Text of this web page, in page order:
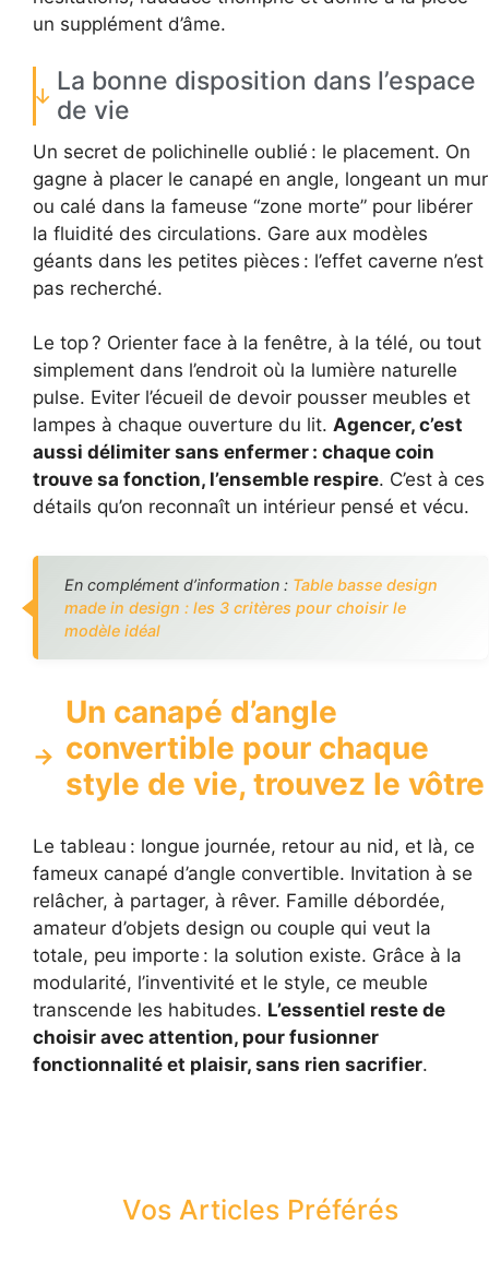
un supplément d’âme.
La bonne disposition dans l’espace
de vie
Un secret de polichinelle oublié : le placement. On
gagne à placer le canapé en angle, longeant un mur
ou calé dans la fameuse “zone morte” pour libérer
la fluidité des circulations. Gare aux modèles
géants dans les petites pièces : l’effet caverne n’est
pas recherché.
Le top ? Orienter face à la fenêtre, à la télé, ou tout
simplement dans l’endroit où la lumière naturelle
pulse. Eviter l’écueil de devoir pousser meubles et
lampes à chaque ouverture du lit. Agencer, c’est
aussi délimiter sans enfermer : chaque coin
trouve sa fonction, l’ensemble respire. C’est à ces
détails qu’on reconnaît un intérieur pensé et vécu.
En complément d’information : Table basse design
made in design : les 3 critères pour choisir le
modèle idéal
Un canapé d’angle
convertible pour chaque
style de vie, trouvez le vôtre
Le tableau : longue journée, retour au nid, et là, ce
fameux canapé d’angle convertible. Invitation à se
relâcher, à partager, à rêver. Famille débordée,
amateur d’objets design ou couple qui veut la
totale, peu importe : la solution existe. Grâce à la
modularité, l’inventivité et le style, ce meuble
transcende les habitudes. L’essentiel reste de
choisir avec attention, pour fusionner
fonctionnalité et plaisir, sans rien sacrifier.
Vos Articles Préférés